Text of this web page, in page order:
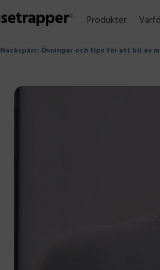
Produkter
Nackspärr: Övningar och tips för att bli av